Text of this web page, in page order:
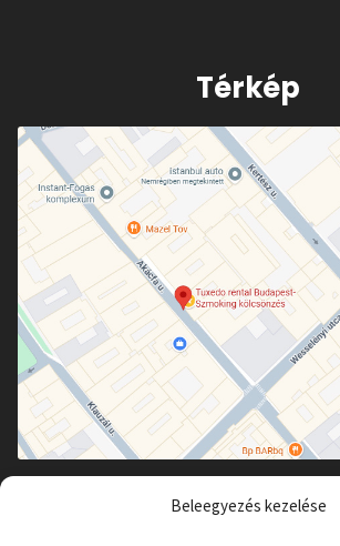
Beleegyezés kezelése
Térkép